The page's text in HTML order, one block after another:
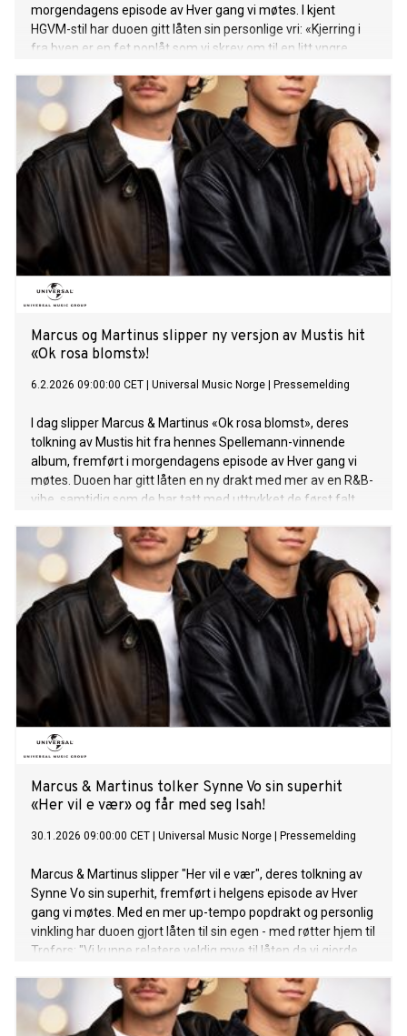
morgendagens episode av Hver gang vi møtes. I kjent
HGVM-stil har duoen gitt låten sin personlige vri: «Kjerring i
fra byen er en fet poplåt som vi skrev om til en litt yngre
hvordan låta hørtes ut fra før av, så nå var det bare å legge
vår twist på den. Håper dere liker den!» sier Marcus &
Martinus. Hør låten HER! Med «Jente i fra by'n» leverer
Marcus & Martinus nok et sterkt norskspråklig øyeblikk i
årets sesong av Hver gang vi møtes. Låten er ute nå på alle
strømmetjenester. Mer om Hver gang vi møtes: Med årets
sesong av HGVM markerer de sitt tilbakevendende fokus på
norskspråklige låter. 8. mai 2026 inntar Marcus & Martinus
scenen på Unity Arena i Oslo med “The Room” - en unik one
night only konsertopplevelse som er en inngang i guttas
eget univers og starten på en helt ny æra. Espen Lind, Marit
Larsen, Herborg
Marcus og Martinus slipper ny versjon av Mustis hit
«Ok rosa blomst»!
6.2.2026 09:00:00 CET Universal Music Norge Pressemelding
I dag slipper Marcus & Martinus «Ok rosa blomst», deres
tolkning av Mustis hit fra hennes Spellemann-vinnende
album, fremført i morgendagens episode av Hver gang vi
møtes. Duoen har gitt låten en ny drakt med mer av en R&B-
vibe, samtidig som de har tatt med uttrykket de først falt
favorittlåt av Musti i lang tid. Når vi fikk vite at vi skulle være
med i HGVM sammen, var det en av de låtene vi visste at vi
ville gjøre! Vi har gjort den om til en litt mer R&B vibe. Vi er
veldig fornøyde!» sier Marcus & Martinus. Hør låten HER!
Med «Ok rosa blomst» leverer Marcus & Martinus nok et
sterkt norskspråklig øyeblikk i årets sesong av Hver gang vi
møtes. Låten er ute nå på alle strømmetjenester. Mer om
Hver gang vi møtes: Med årets sesong av HGVM markerer
de sitt tilbakevendende fokus på norskspråklige låter. 8. mai
2026 inntar Marcus & Martinus scenen på Unity Arena i Oslo
med “The Room” - en unik one night only konsertopplevelse
som er en
Marcus & Martinus tolker Synne Vo sin superhit
«Her vil e vær» og får med seg Isah!
30.1.2026 09:00:00 CET Universal Music Norge Pressemelding
Marcus & Martinus slipper "Her vil e vær", deres tolkning av
Synne Vo sin superhit, fremført i helgens episode av Hver
gang vi møtes. Med en mer up-tempo popdrakt og personlig
vinkling har duoen gjort låten til sin egen - med røtter hjem til
Trofors: "Vi kunne relatere veldig mye til låten da vi gjorde
fra, og da fikk den stor betydning for oss. Vi så mye
potensial i sangen", sier Marcus & Martinus. Hør låten HER. Å
fremføre låten for Synne Vo selv ble et spesielt øyeblikk: "Vi